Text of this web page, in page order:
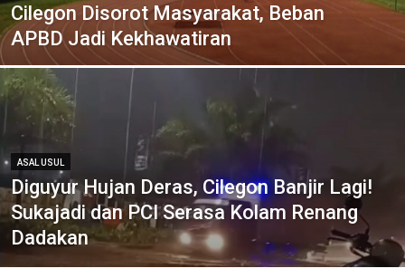
Cilegon Disorot Masyarakat, Beban
APBD Jadi Kekhawatiran
ASAL USUL
Diguyur Hujan Deras, Cilegon Banjir Lagi!
Sukajadi dan PCI Serasa Kolam Renang
Dadakan